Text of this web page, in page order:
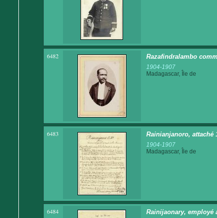
6482 Razafindralambo
1904-1907
Madagascar, Île de
6483 Rainianjanoro, attaché
1904-1907
Madagascar, Île de
6484 Rainijaonary, employé